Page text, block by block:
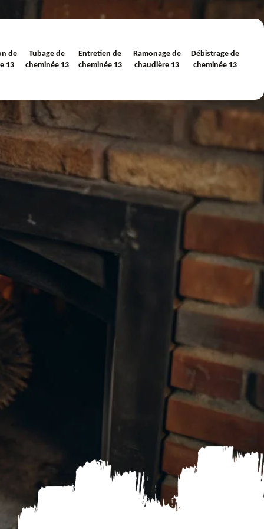
de
13
Tubage de
cheminée 13
Entretien de
cheminée 13
Ramonage de
chaudière 13
Débistrage de
cheminée 13